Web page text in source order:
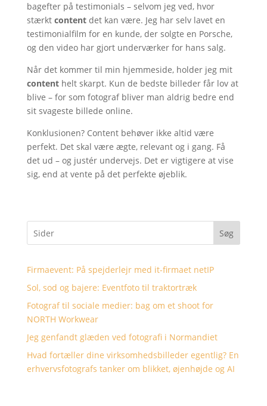
bagefter på testimonials – selvom jeg ved, hvor
stærkt contentdet kan være. Jeg har selv lavet en
testimonialfilm for en kunde, der solgte en Porsche,
og den video har gjort underværker for hans salg.
Når det kommer til min hjemmeside, holder jeg mit
contenthelt skarpt. Kun de bedste billeder får lov at
blive – for som fotograf bliver man aldrig bedre end
sit svageste billede online.
Konklusionen? Content behøver ikke altid være
perfekt. Det skal være ægte, relevant og i gang. Få
det ud – og justér undervejs. Det er vigtigere at vise
sig, end at vente på det perfekte øjeblik.
Søg
Firmaevent: På spejderlejr med it-firmaet netIP
Sol, sod og bajere: Eventfoto til traktortræk
Fotograf til sociale medier: bag om et shoot for
NORTH Workwear
Jeg genfandt glæden ved fotografi i Normandiet
Hvad fortæller dine virksomhedsbilleder egentlig? En
erhvervsfotografs tanker om blikket, øjenhøjde og AI